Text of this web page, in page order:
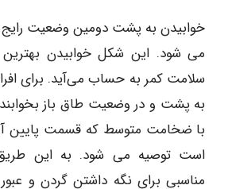
خوابیدن به پشت دومین وضعیت
می شود. این شکل خوابیدن
سلامت کمر به حساب می‌آید. برای
به پشت و در وضعیت طاق باز
با ضخامت متوسط که قسمت پایین
است توصیه می شود. به این
مناسبی برای نگه داشتن گردن و